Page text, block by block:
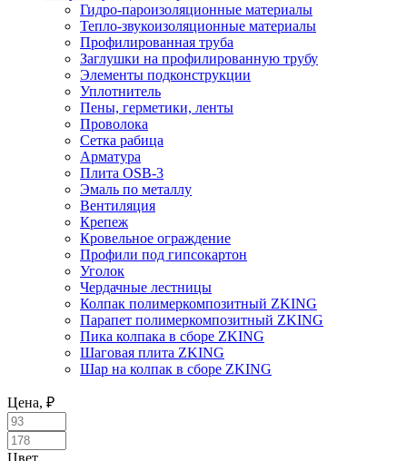
Гидро-пароизоляционные материалы
Тепло-звукоизоляционные материалы
Профилированная труба
Заглушки на профилированную трубу
Элементы подконструкции
Уплотнитель
Пены, герметики, ленты
Проволока
Сетка рабица
Арматура
Плита OSB-3
Эмаль по металлу
Вентиляция
Крепеж
Кровельное ограждение
Профили под гипсокартон
Уголок
Чердачные лестницы
Колпак полимеркомпозитный ZKING
Парапет полимеркомпозитный ZKING
Пика колпака в сборе ZKING
Шаговая плита ZKING
Шар на колпак в сборе ZKING
Цена, ₽
Цвет